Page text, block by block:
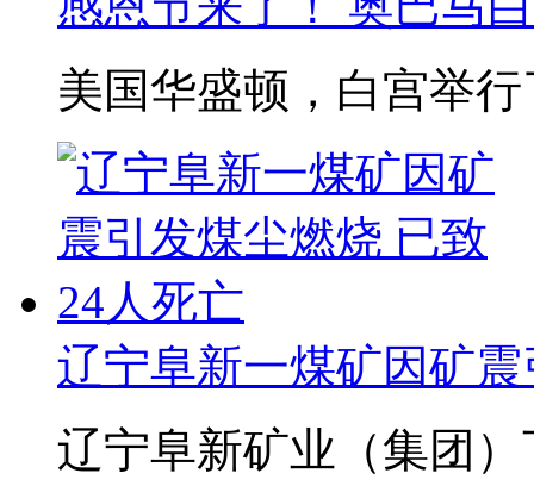
美国华盛顿，白宫举
辽宁阜新一煤矿因矿
辽宁阜新矿业（集团